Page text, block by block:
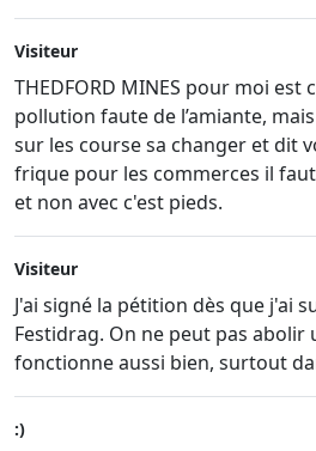
Visiteur
THEDFORD MINES pour moi
pollution faute de l’amiante,
sur les course sa changer et dit
frique pour les commerces il
et non avec c'est pieds.
Visiteur
J'ai signé la pétition dès que j'ai
Festidrag. On ne peut pas abolir
fonctionne aussi bien, surtout
:)